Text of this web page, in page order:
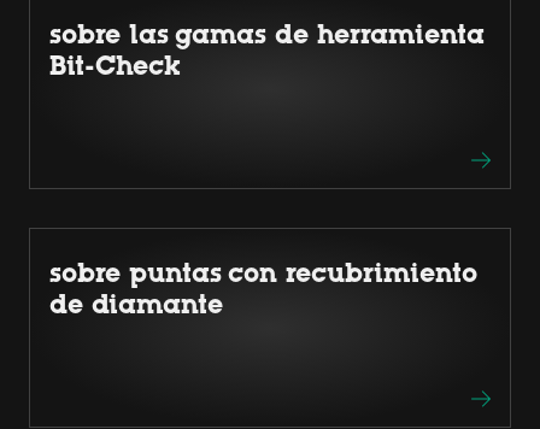
sobre las gamas de herramienta
Bit-Check
sobre puntas con recubrimiento
de diamante